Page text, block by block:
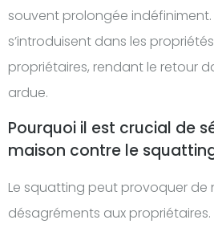
souvent prolongée indéfiniment.
s’introduisent dans les
propriétaires, rendant le retour
ardue.
Pourquoi il est crucial de
maison contre le
Le squatting peut provoquer de
désagréments aux